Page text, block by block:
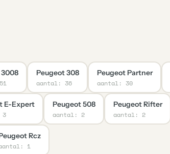
Peugeot 308
aantal: 36
Peugeot Partner
aantal: 30
E-Expert Peugeot 508
aantal: 2
Peugeot Rifter
aantal: 2
Rcz
1